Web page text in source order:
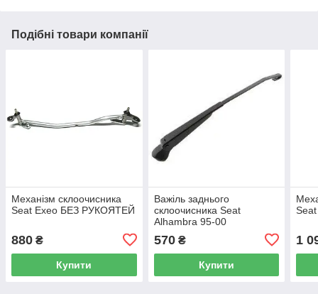
Подібні товари компанії
Механізм склоочисника
Seat Exeo БЕЗ РУКОЯТЕЙ
880 ₴
Купити
Важіль заднього
склоочисника Seat
Alhambra 95-00
570₴
Купити
1